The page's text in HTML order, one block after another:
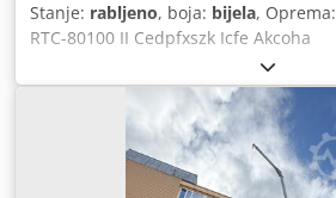
Stanje: rabljeno, boja: bijela, Oprema:
RTC-80100 II Cedpfxszk Icfe Akcoha